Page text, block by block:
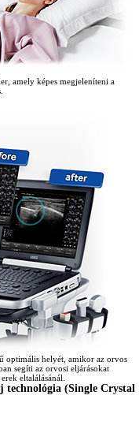
amely képes megjeleníteni a
optimális helyét, amikor az orvos
segíti az orvosi eljárásokat
eltalálásánál.
technológia (Single Crystal